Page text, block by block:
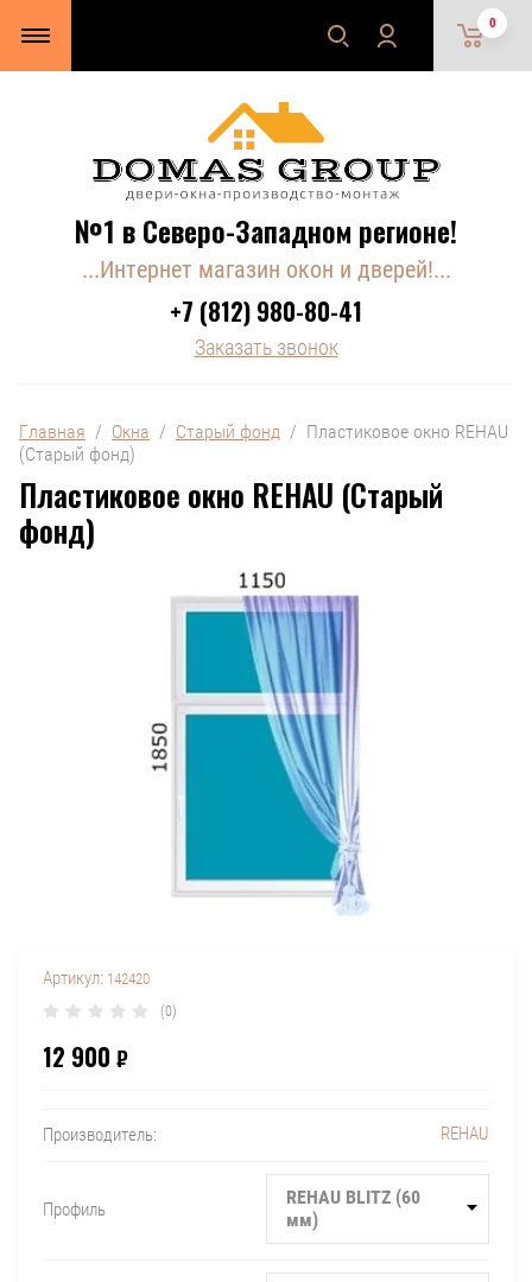
0
№1 в Северо-Западном регионе!
...Интернет магазин окон и дверей!...
+7 (812) 980-80-41
Заказать звонок
Главная
  /
Окна
  /
Старый фонд
  /  Пластиковое окно REHAU
(Старый фонд)
Пластиковое окно REHAU (Старый
фонд)
Артикул: 142420
(0)
12 900 ₽
Производитель: REHAU
Профиль
REHAU BLITZ (60
мм)